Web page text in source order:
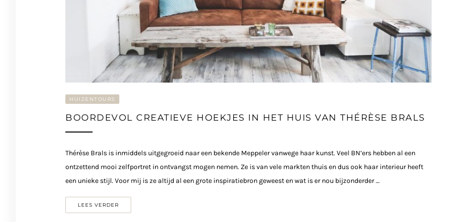
HUIZENTOURS
BOORDEVOL CREATIEVE HOEKJES IN HET HUIS VAN THÉRÈSE BRALS
Thérèse Brals is inmiddels uitgegroeid naar een bekende Meppeler vanwege haar kunst. Veel BN’ers hebben al een
ontzettend mooi zelfportret in ontvangst mogen nemen. Ze is van vele markten thuis en dus ook haar interieur heeft
een unieke stijl. Voor mij is ze altijd al een grote inspiratiebron geweest en wat is er nou bijzonderder …
LEES VERDER